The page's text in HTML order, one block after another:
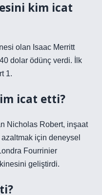
kim icat
olan Isaac Merritt
dolar ödünç verdi. İlk
1.
icat etti?
Nicholas Robert, inşaat
azaltmak için deneysel
Fourrinier
geliştirdi.